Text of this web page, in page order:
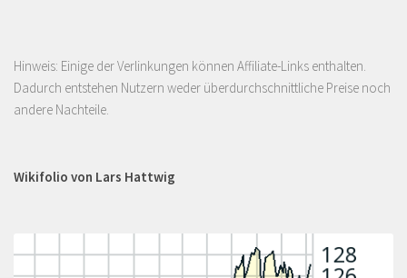
Hinweis: Einige der Verlinkungen können Affiliate-Links enthalten.
Dadurch entstehen Nutzern weder überdurchschnittliche Preise noch
andere Nachteile.
Wikifolio von Lars Hattwig